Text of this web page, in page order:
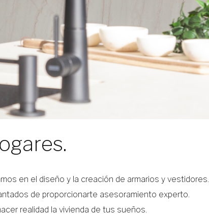
en el diseño y la creación de armarios y vestidores.
de proporcionarte asesoramiento experto.
realidad la vivienda de tus sueños.